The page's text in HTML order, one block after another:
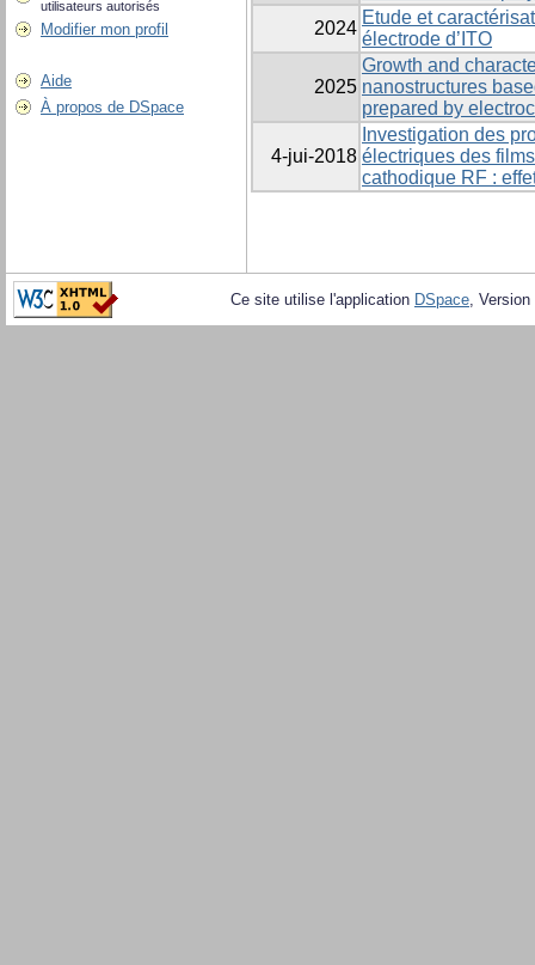
utilisateurs autorisés
Modifier mon profil
Aide
À propos de DSpace
2024
Etude et
électrode d’ITO
2025
Growth and
nanostructures
prepared by
4-jui-2018
Investigation des
électriques des
cathodique RF :
Ce site utilise l'application DSpace,